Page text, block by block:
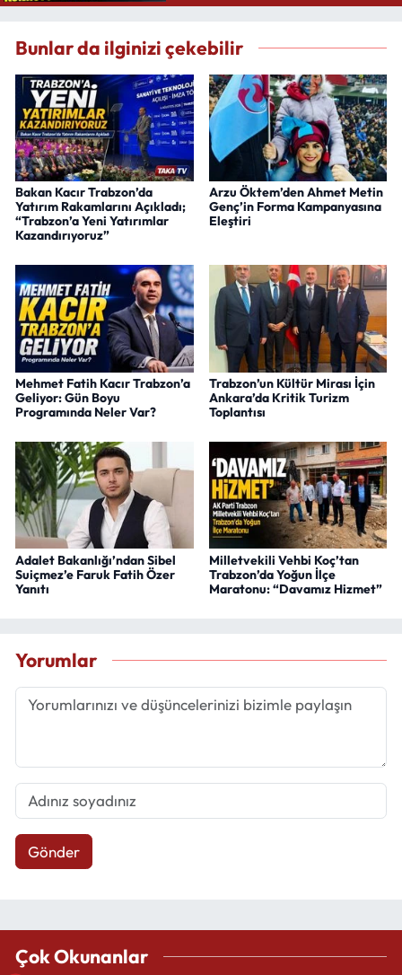
Bunlar da ilginizi çekebilir
Bakan Kacır Trabzon’da
Yatırım Rakamlarını Açıkladı;
“Trabzon’a Yeni Yatırımlar
Kazandırıyoruz”
Arzu Öktem’den Ahmet Metin
Genç’in Forma Kampanyasına
Eleştiri
Mehmet Fatih Kacır Trabzon’a
Geliyor: Gün Boyu
Programında Neler Var?
Trabzon’un Kültür Mirası İçin
Ankara’da Kritik Turizm
Toplantısı
Adalet Bakanlığı’ndan Sibel
Suiçmez’e Faruk Fatih Özer
Yanıtı
Milletvekili Vehbi Koç’tan
Trabzon’da Yoğun İlçe
Maratonu: “Davamız Hizmet”
Yorumlar
Gönder
Çok Okunanlar